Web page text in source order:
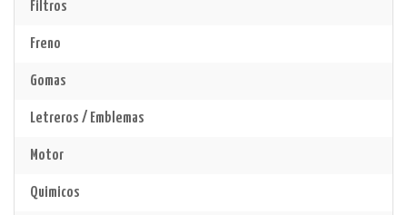
Filtros
Freno
Gomas
Letreros / Emblemas
Motor
Quimicos